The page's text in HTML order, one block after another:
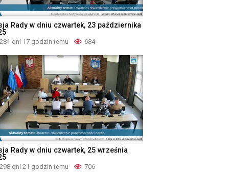
Rady w dniu czwartek, 23 października
281 dni 17 godzin temu 684
Rady w dniu czwartek, 25 września
298 dni 21 godzin temu 706